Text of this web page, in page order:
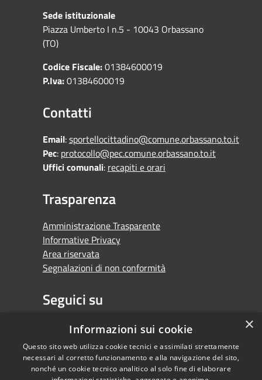
Sede istituzionale
Piazza Umberto I n.5 - 10043 Orbassano
(TO)
Codice Fiscale:01384600019
P.Iva:01384600019
Contatti
Email:sportellocittadino@comune.orbassano.to.it
Pec: protocollo@pec.comune.orbassano.to.it
Uffici comunali: recapiti e orari
Trasparenza
Amministrazione Trasparente
Informative Privacy
Area riservata
Segnalazioni di non conformità
Seguici su
FacebookYoutubeWhatsapp ×
Informazioni sui cookie
Questo sito web utilizza cookie tecnici e assimilati strettamente
necessari al corretto funzionamento e alla navigazione del sito,
nonché un cookie tecnico analitico al solo fine di elaborare